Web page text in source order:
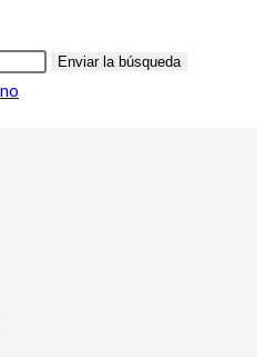
Enviar la búsqueda